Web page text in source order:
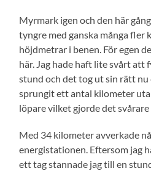
Myrmark igen och den här
tyngre med ganska många fler
höjdmetrar i benen. För egen
här. Jag hade haft lite svårt att
stund och det tog ut sin rätt nu
sprungit ett antal kilometer
löpare vilket gjorde det svårare
Med 34 kilometer avverkade
energistationen. Eftersom jag
ett tag stannade jag till en